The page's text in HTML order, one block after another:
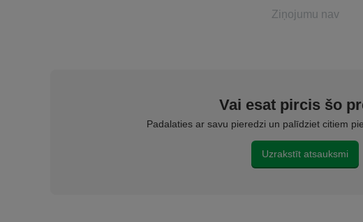
Ziņojumu nav
Vai esat pircis šo
Padalaties ar savu pieredzi un palīdziet citiem
Uzrakstīt atsauksmi